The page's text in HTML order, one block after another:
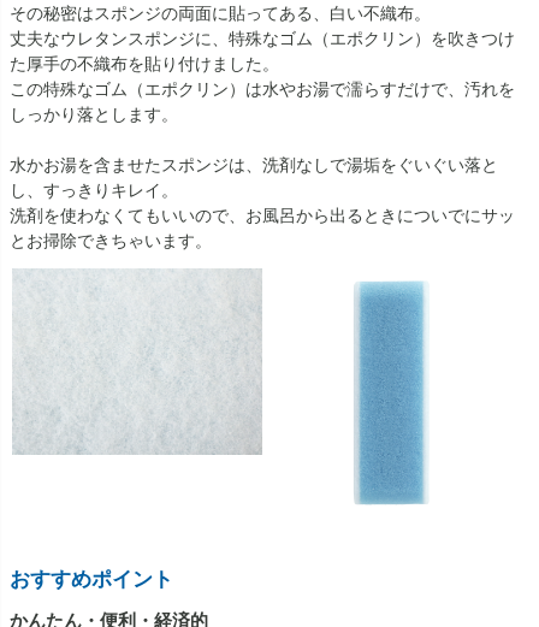
その秘密はスポンジの両面に貼ってある、白い不織布。
丈夫なウレタンスポンジに、特殊なゴム（エポクリン）を吹きつけ
た厚手の不織布を貼り付けました。
この特殊なゴム（エポクリン）は水やお湯で濡らすだけで、汚れを
しっかり落とします。
水かお湯を含ませたスポンジは、洗剤なしで湯垢をぐいぐい落と
し、すっきりキレイ。
洗剤を使わなくてもいいので、お風呂から出るときについでにサッ
とお掃除できちゃいます。
おすすめポイント
かんたん・便利・経済的